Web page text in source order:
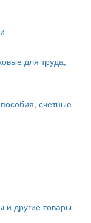
для труда,
счетные
другие товары